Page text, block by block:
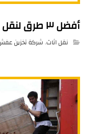
أفضل ٣ طرق لنقل عفش المنازل بالرياض
نقل اثاث, شركة تخزين